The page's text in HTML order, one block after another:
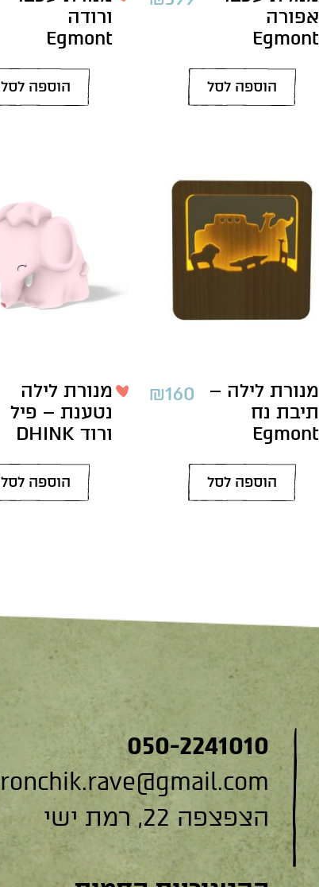
אפורה
Egmont
הוספה לסל
ורודה
Egmont
הוספה לסל
מנורת לילה –
תיבת נח
Egmont
₪160
הוספה לסל
מנורת לילה
נטענת – פיל
ורוד DHINK
הוספה לסל
050-2241010
ronchik.rave@gmail.com
הצפצפה 22, רמת ישי